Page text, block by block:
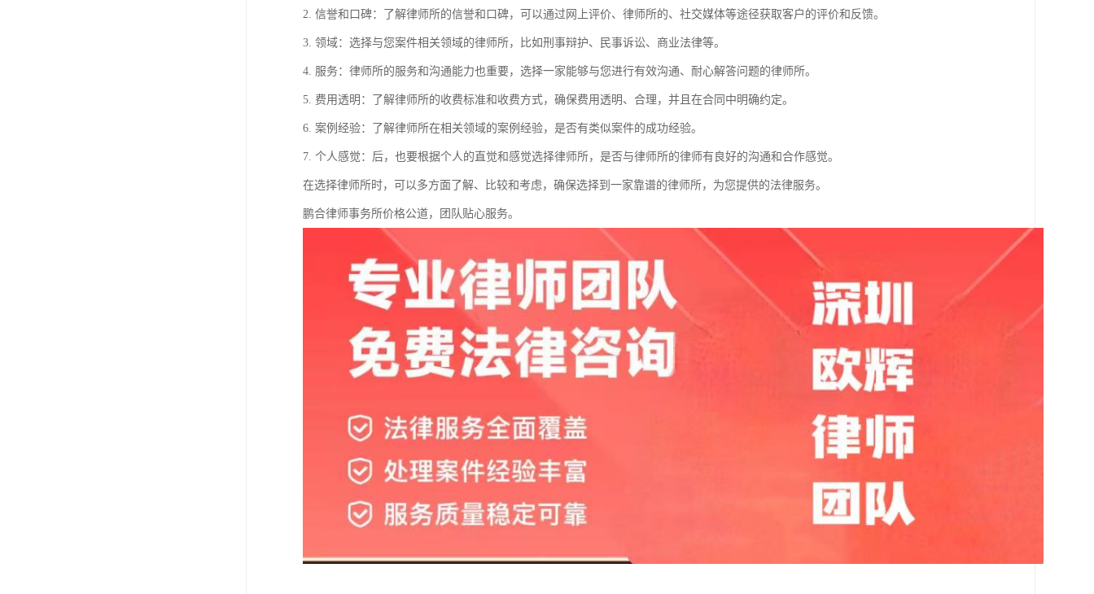
2. 信誉和口碑：了解律师所的信誉和口碑，可以通过网上评价、律师所的、社交媒体等途径获取客户的评价和反馈。
3. 领域：选择与您案件相关领域的律师所，比如刑事辩护、民事诉讼、商业法律等。
4. 服务：律师所的服务和沟通能力也重要，选择一家能够与您进行有效沟通、耐心解答问题的律师所。
5. 费用透明：了解律师所的收费标准和收费方式，确保费用透明、合理，并且在合同中明确约定。
6. 案例经验：了解律师所在相关领域的案例经验，是否有类似案件的成功经验。
7. 个人感觉：后，也要根据个人的直觉和感觉选择律师所，是否与律师所的律师有良好的沟通和合作感觉。
在选择律师所时，可以多方面了解、比较和考虑，确保选择到一家靠谱的律师所，为您提供的法律服务。
鹏合律师事务所价格公道，团队贴心服务。